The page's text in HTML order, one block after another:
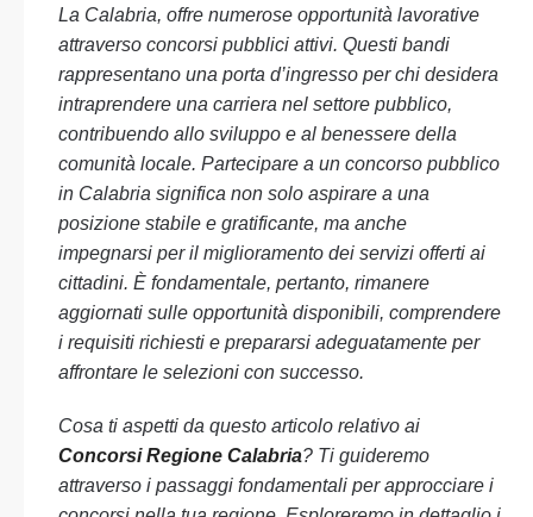
La Calabria, offre numerose opportunità lavorative
attraverso concorsi pubblici attivi. Questi bandi
rappresentano una porta d’ingresso per chi desidera
intraprendere una carriera nel settore pubblico,
contribuendo allo sviluppo e al benessere della
comunità locale. Partecipare a un concorso pubblico
in Calabria significa non solo aspirare a una
posizione stabile e gratificante, ma anche
impegnarsi per il miglioramento dei servizi offerti ai
cittadini. È fondamentale, pertanto, rimanere
aggiornati sulle opportunità disponibili, comprendere
i requisiti richiesti e prepararsi adeguatamente per
affrontare le selezioni con successo.
Cosa ti aspetti da questo articolo relativo ai
Concorsi Regione Calabria? Ti guideremo
attraverso i passaggi fondamentali per approcciare i